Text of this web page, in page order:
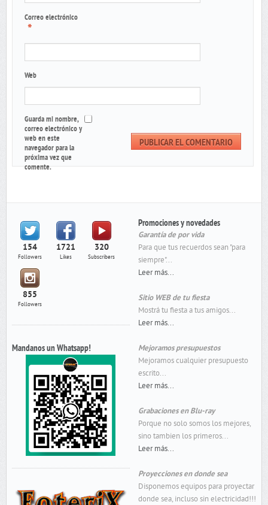
Correo electrónico
*
Web
Guarda mi nombre,
correo electrónico y
web en este
navegador para la
próxima vez que
comente.
154
Followers
1721
Likes
320
Subscribers
855
Followers
Mandanos un Whatsapp!
Promociones y novedades
Garantía de por vida
Para que tus recuerdos sean "para
siempre"...
Leer más...
Sitio WEB de tu fiesta
Mostrá tu fiesta a tus amigos...
Leer más...
Mejoramos presupuestos
Mejoramos cualquier presupuesto
escrito...
Leer más...
Grabaciones en Blu-ray
Porque no solo somos los mejores,
sino tambien los primeros...
Leer más...
Proyecciones en donde sea
Disponemos equipos para proyectar
donde sea, incluso sin electricidad!!!